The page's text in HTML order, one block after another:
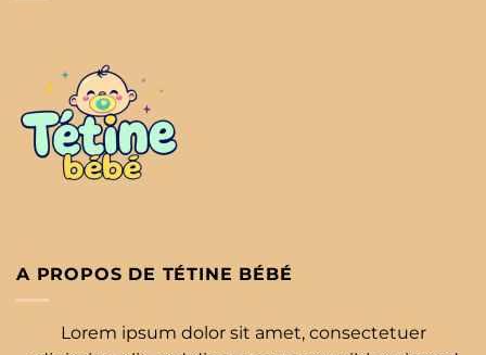
A PROPOS DE TÉTINE BÉBÉ
Lorem ipsum dolor sit amet, consectetuer